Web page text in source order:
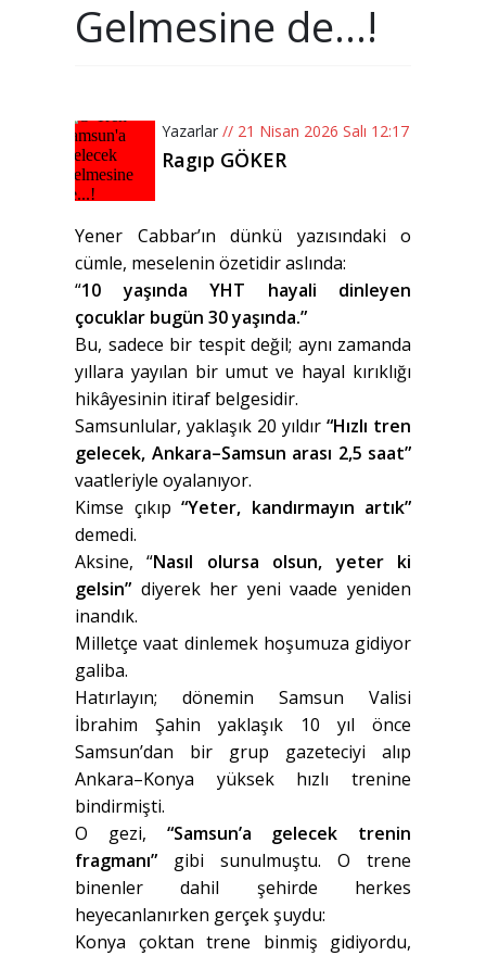
Gelmesine de...!
Yazarlar // 21 Nisan 2026 Salı 12:17
Ragıp GÖKER
Yener Cabbar’ın dünkü yazısındaki o
cümle, meselenin özetidir aslında:
“10 yaşında YHT hayali dinleyen
çocuklar bugün 30 yaşında.”
Bu, sadece bir tespit değil; aynı zamanda
yıllara yayılan bir umut ve hayal kırıklığı
hikâyesinin itiraf belgesidir.
Samsunlular, yaklaşık 20 yıldır “Hızlı tren
gelecek, Ankara–Samsun arası 2,5 saat”
vaatleriyle oyalanıyor.
Kimse çıkıp “Yeter, kandırmayın artık”
demedi.
Aksine, “Nasıl olursa olsun, yeter ki
gelsin” diyerek her yeni vaade yeniden
inandık.
Milletçe vaat dinlemek hoşumuza gidiyor
galiba.
Hatırlayın; dönemin Samsun Valisi
İbrahim Şahin yaklaşık 10 yıl önce
Samsun’dan bir grup gazeteciyi alıp
Ankara–Konya yüksek hızlı trenine
bindirmişti.
O gezi, “Samsun’a gelecek trenin
fragmanı” gibi sunulmuştu. O trene
binenler dahil şehirde herkes
heyecanlanırken gerçek şuydu:
Konya çoktan trene binmiş gidiyordu,